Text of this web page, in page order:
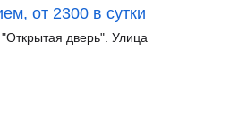
от 2300 в сутки
дверь". Улица